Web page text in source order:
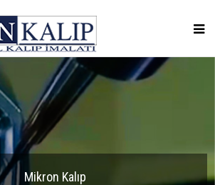
Mikron Kalıp